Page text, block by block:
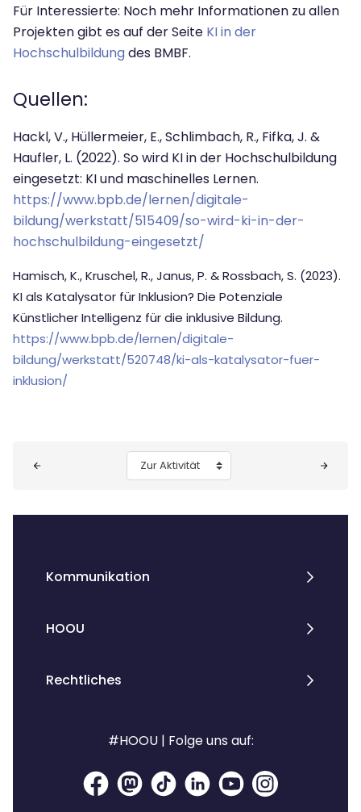
Für Interessierte: Noch mehr Informationen zu allen
Projekten gibt es auf der Seite KI in der
Hochschulbildungdes BMBF.
Quellen:
Hackl, V., Hüllermeier, E., Schlimbach, R., Fifka, J. &
Haufler, L. (2022). So wird KI in der Hochschulbildung
eingesetzt: KI und maschinelles Lernen.
https://www.bpb.de/lernen/digitale-
bildung/werkstatt/515409/so-wird-ki-in-der-
hochschulbildung-eingesetzt/
Hamisch, K., Kruschel, R., Janus, P. & Rossbach, S. (2023).
KI als Katalysator für Inklusion? Die Potenziale
Künstlicher Intelligenz für die inklusive Bildung.
https://www.bpb.de/lernen/digitale-
bildung/werkstatt/520748/ki-als-katalysator-fuer-
inklusion/
Zur Aktivität
Kommunikation
HOOU
Rechtliches
#HOOU | Folge uns auf: